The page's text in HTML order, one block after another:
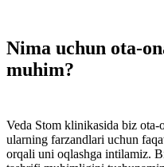
Nima uchun ota-
muhim?
Veda Stom klinikasida biz
ularning farzandlari uchun
orqali uni oqlashga intilamiz.